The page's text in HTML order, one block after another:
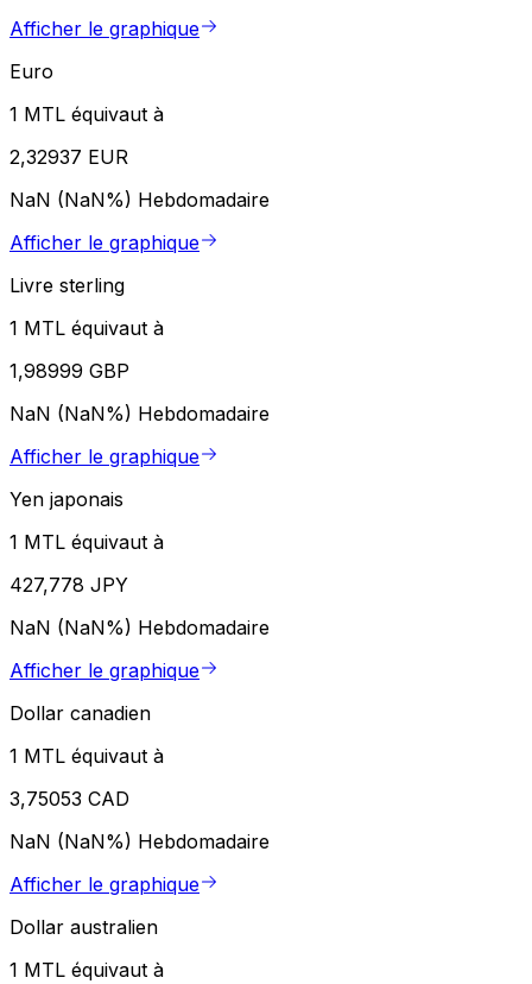
Afficher le graphique
Euro
1 MTL équivaut à
2,32937 EUR
NaN (NaN%) Hebdomadaire
Afficher le graphique
Livre sterling
1 MTL équivaut à
1,98999 GBP
NaN (NaN%) Hebdomadaire
Afficher le graphique
Yen japonais
1 MTL équivaut à
427,778 JPY
NaN (NaN%) Hebdomadaire
Afficher le graphique
Dollar canadien
1 MTL équivaut à
3,75053 CAD
NaN (NaN%) Hebdomadaire
Afficher le graphique
Dollar australien
1 MTL équivaut à